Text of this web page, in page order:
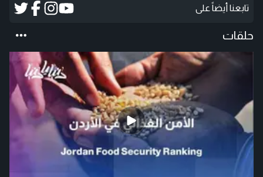
تابعنا أيضاً على
حلقات